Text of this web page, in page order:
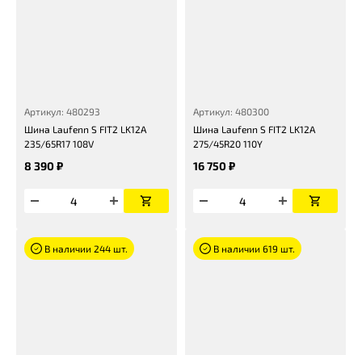
Артикул: 480293
Шина Laufenn S FIT2 LK12A
235/65R17 108V
8 390 ₽
Артикул: 480300
Шина Laufenn S FIT2 LK12A
275/45R20 110Y
16 750 ₽
В наличии 244 шт. В наличии 619 шт.